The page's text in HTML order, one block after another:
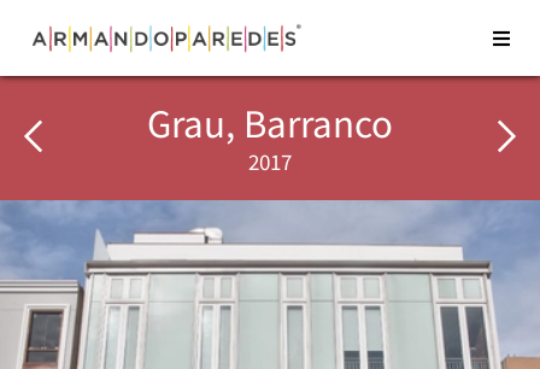
Grau, Barranco
2017